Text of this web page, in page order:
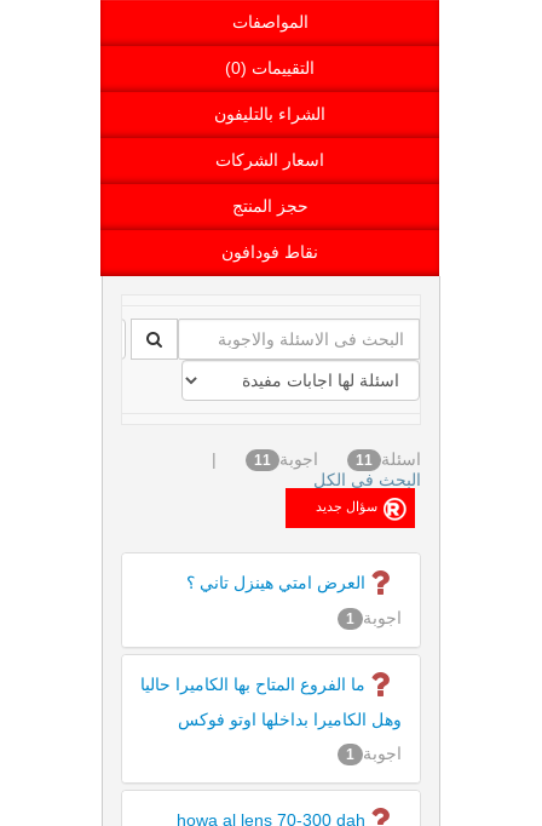
المواصفات
التقييمات (0)
الشراء بالتليفون
اسعار الشركات
حجز المنتج
نقاط فودافون
اسئلة 11 اجوبة 11
|
البحث فى الكل
العرض امتي هينزل تاني ؟
اجوبة 1
ما الفروع المتاح بها الكاميرا حاليا
وهل الكاميرا بداخلها اوتو فوكس
اجوبة 1
howa al lens 70-300 dah